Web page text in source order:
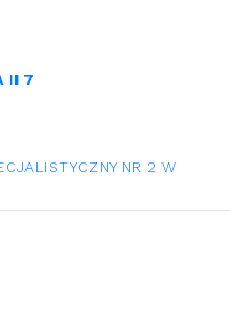
II 7
NR 2 W